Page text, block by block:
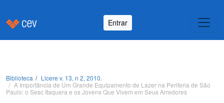
Entrar
Biblioteca
Licere v. 13, n 2, 2010.
A Importância de Um Grande Equipamento de Lazer na Periferia de São
Paulo: o Sesc Itaquera e os Jovens Que Vivem em Seus Arredores